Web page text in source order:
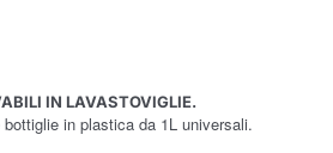
IN LAVASTOVIGLIE.
in plastica da 1L universali.